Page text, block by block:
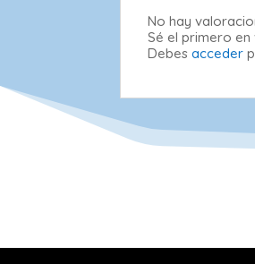
No hay
Sé el primero
Debesacceder